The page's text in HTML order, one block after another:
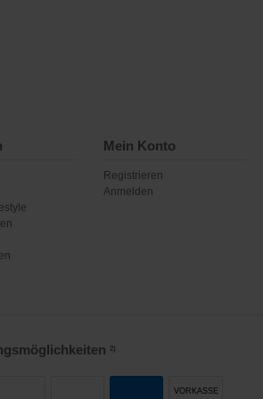
Mein Konto
Registrieren
Anmelden
2)
VORKASSE